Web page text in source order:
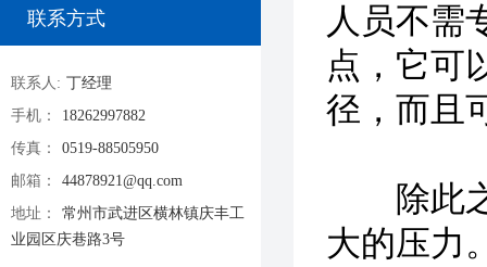
联系方式
联系人: 丁经理
手机：
18262997882
传真：
0519-88505950
邮箱：
44878921@qq.com
地址：
常州市武进区横林镇庆丰工
业园区庆巷路3号
人员不需
点，它可
径，而且
除此之
大的压力